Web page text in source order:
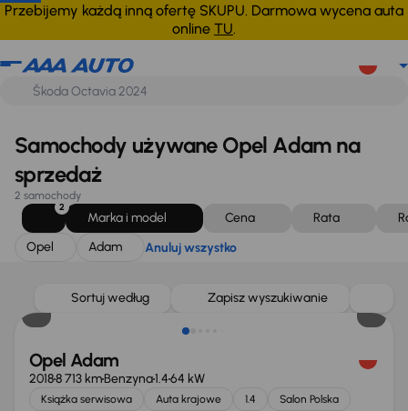
Przebijemy każdą inną ofertę SKUPU. Darmowa wycena auta
online TU.
Opel Adam Anuluj wszystko
Samochody używane Opel Adam na
sprzedaż
2 samochody
2
Marka i model Cena Rata
Opel
Adam Anuluj wszystko
Sortuj według Zapisz wyszukiwanie
Opel Adam
20188 713 kmBenzyna1.464 kW
Książka serwisowa Auta krajowe 1.4
Salon Polska